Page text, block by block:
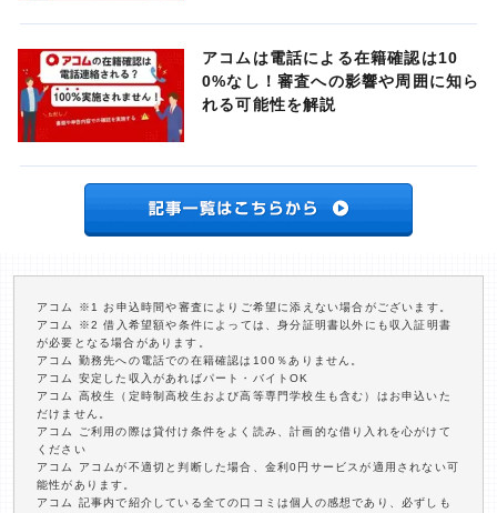
アコムは電話による在籍確認は10
0%なし！審査への影響や周囲に知ら
れる可能性を解説
アコム ※1 お申込時間や審査によりご希望に添えない場合がございます。
アコム ※2 借入希望額や条件によっては、身分証明書以外にも収入証明書
が必要となる場合があります。
アコム 勤務先への電話での在籍確認は100％ありません。
アコム 安定した収入があればパート・バイトOK
アコム 高校生（定時制高校生および高等専門学校生も含む）はお申込いた
だけません。
アコム ご利用の際は貸付け条件をよく読み、計画的な借り入れを心がけて
ください
アコム アコムが不適切と判断した場合、金利0円サービスが適用されない可
能性があります。
アコム 記事内で紹介している全ての口コミは個人の感想であり、必ずしも